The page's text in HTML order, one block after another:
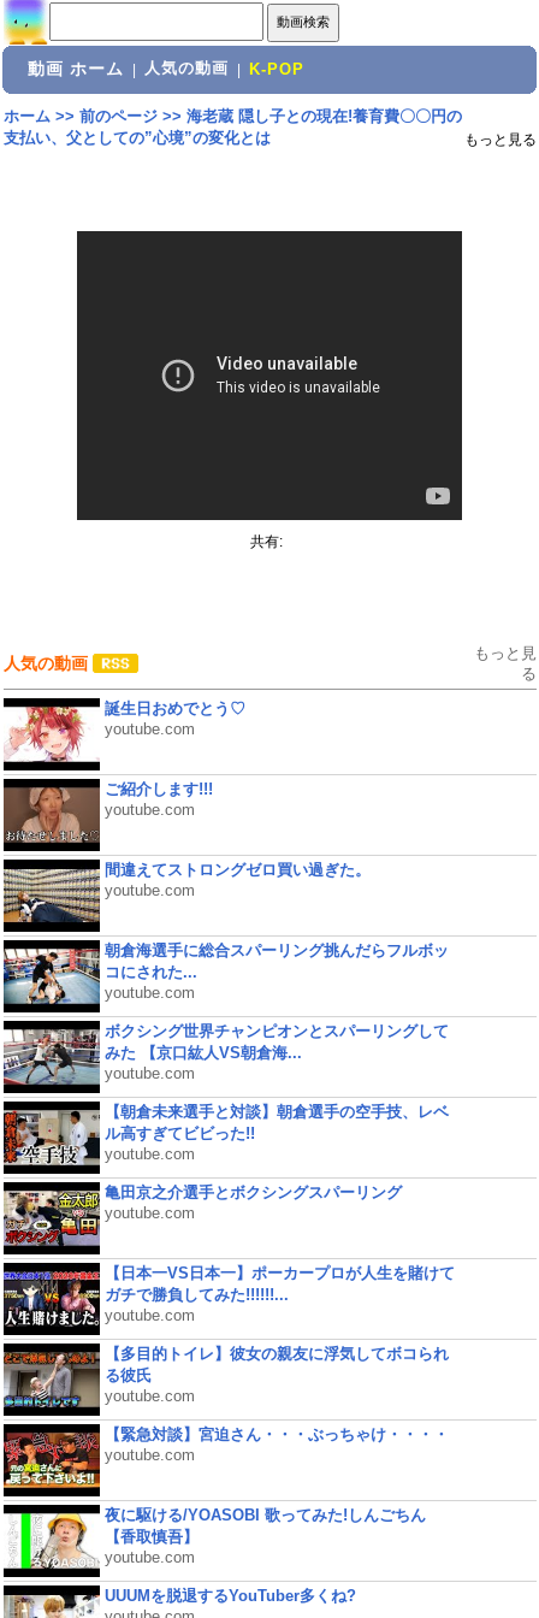
動画 ホーム 人気の動画 K-POP
ホーム>> 前のページ>> 海老蔵 隠し子との現在!養育費〇〇円の
支払い、父としての”心境”の変化とは
もっと見る
共有:
人気の動画
もっと見
る
誕生日おめでとう♡
youtube.com
ご紹介します!!!
youtube.com
間違えてストロングゼロ買い過ぎた。
youtube.com
朝倉海選手に総合スパーリング挑んだらフルボッ
コにされた...
youtube.com
ボクシング世界チャンピオンとスパーリングして
みた 【京口紘人VS朝倉海...
youtube.com
【朝倉未来選手と対談】朝倉選手の空手技、レベ
ル高すぎてビビった!!
youtube.com
亀田京之介選手とボクシングスパーリング
youtube.com
【日本一VS日本一】ポーカープロが人生を賭けて
ガチで勝負してみた!!!!!!...
youtube.com
【多目的トイレ】彼女の親友に浮気してボコられ
る彼氏
youtube.com
【緊急対談】宮迫さん・・・ぶっちゃけ・・・・
youtube.com
夜に駆ける/YOASOBI 歌ってみた!しんごちん
【香取慎吾】
youtube.com
UUUMを脱退するYouTuber多くね?